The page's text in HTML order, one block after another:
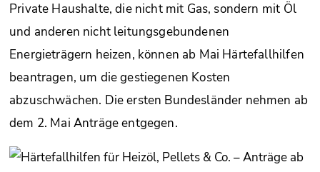
Private Haushalte, die nicht mit Gas, sondern mit Öl
und anderen nicht leitungsgebundenen
Energieträgern heizen, können ab Mai Härtefallhilfen
beantragen, um die gestiegenen Kosten
abzuschwächen. Die ersten Bundesländer nehmen ab
dem 2. Mai Anträge entgegen.